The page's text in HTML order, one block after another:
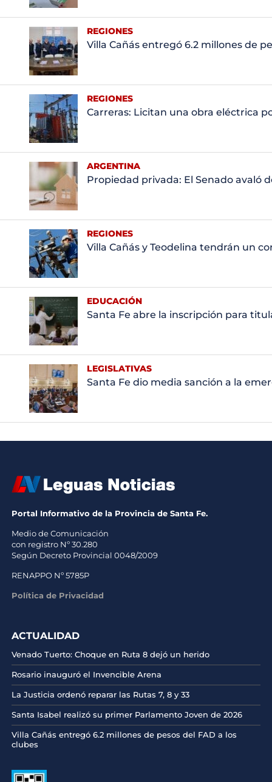
REGIONES
Villa Cañás entregó 6.2 millones de
REGIONES
Carreras: Licitan una obra eléctrica
ARGENTINA
Propiedad privada: El Senado avaló
REGIONES
Villa Cañás y Teodelina tendrán un
EDUCACIÓN
Santa Fe abre la inscripción para
LEGISLATIVAS
Santa Fe dio media sanción a la
Portal Informativo de la Provincia de Santa Fe.
Medio de Comunicación
con registro Nº 30.280
Según Decreto Provincial 0048/2009
RENAPPO Nº 5785P
Política de Privacidad
ACTUALIDAD
Venado Tuerto: Choque en Ruta 8 dejó un herido
Rosario inauguró el Invencible Arena
La Justicia ordenó reparar las Rutas 7, 8 y 33
Santa Isabel realizó su primer Parlamento Joven de 2026
Villa Cañás entregó 6.2 millones de pesos del FAD a los
clubes